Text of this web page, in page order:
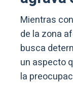
Mientras
de la zona
busca
un aspecto
la